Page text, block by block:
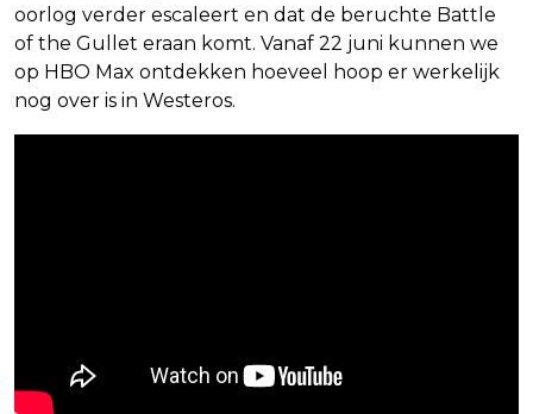
oorlog verder escaleert en dat de beruchte Battle
of the Gullet eraan komt. Vanaf 22 juni kunnen we
op HBO Max ontdekken hoeveel hoop er werkelijk
nog over is in Westeros.